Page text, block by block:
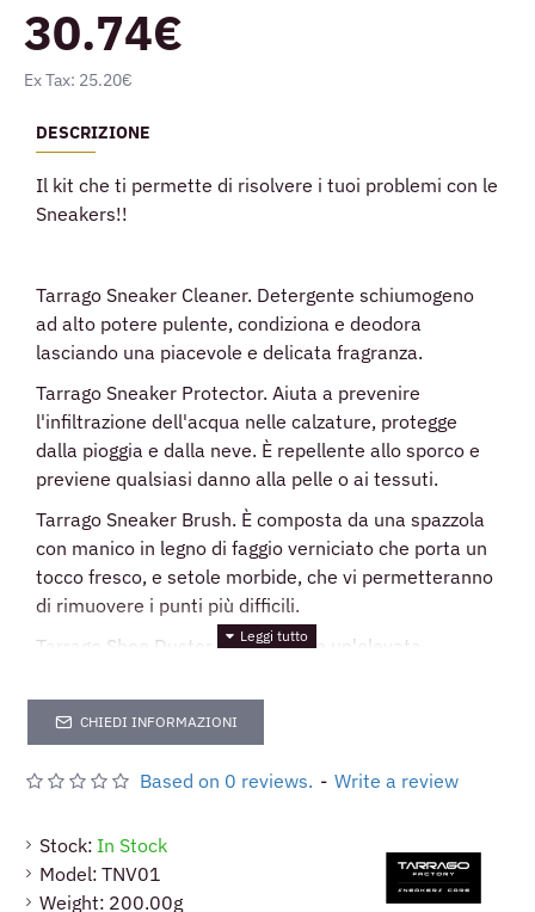
Stock: In Stock
Model: TNV01
Weight: 200.00g
Based on 0 reviews. - Write a review
30.74€
Ex Tax: 25.20€
DESCRIZIONE
Il kit che ti permette di risolvere i tuoi problemi con le
Sneakers!!
Tarrago Sneaker Cleaner. Detergente schiumogeno
ad alto potere pulente, condiziona e deodora
lasciando una piacevole e delicata fragranza.
Tarrago Sneaker Protector. Aiuta a prevenire
l'infiltrazione dell'acqua nelle calzature, protegge
dalla pioggia e dalla neve. È repellente allo sporco e
previene qualsiasi danno alla pelle o ai tessuti.
Tarrago Sneaker Brush. È composta da una spazzola
con manico in legno di faggio verniciato che porta un
tocco fresco, e setole morbide, che vi permetteranno
di rimuovere i punti più difficili.
Tarrago Shoe Duster per ottenere un'elevata
può usare anche per applicare creme e lucidi.
CHIEDI INFORMAZIONI